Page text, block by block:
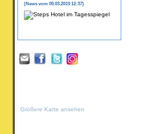
(News vom 09.03.2019 12:37)
Größere Karte ansehen